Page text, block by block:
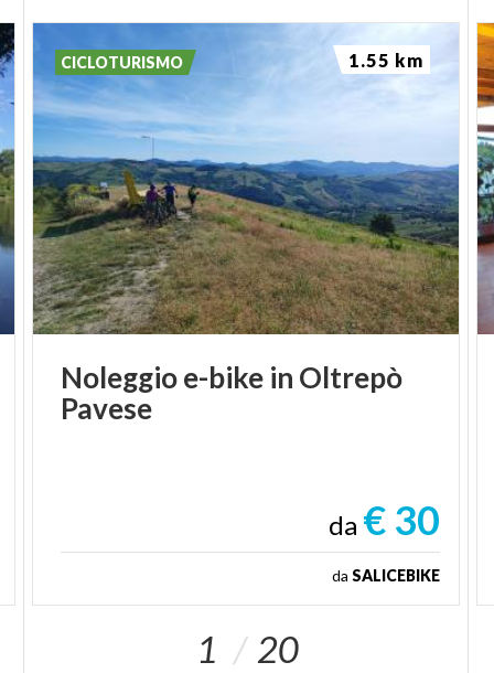
Noleggioe-bike in Oltrepò
Pavese
da € 30
da SALICEBIKE
CICLOTURISMO 1.55 km
1 20